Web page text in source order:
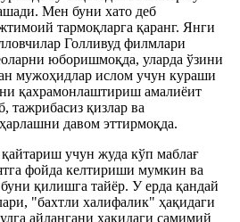
Мен буни хато деб
тармоқларга қаранг. Янги
Голливуд филмлари
юборишмоқда, уларда ўзини
мужоҳидлар ислом учун кураши
қахрамонлаштириш амалиёит
тажрибасиз қизлар ва
давом эттирмоқда.
учун жуда кўп маблағ
фойда келтириши мумкин ва
қилишга тайёр. У ерда қандай
"бахтли халифалик" ҳақидаги
айлангани ҳақидаги самимий